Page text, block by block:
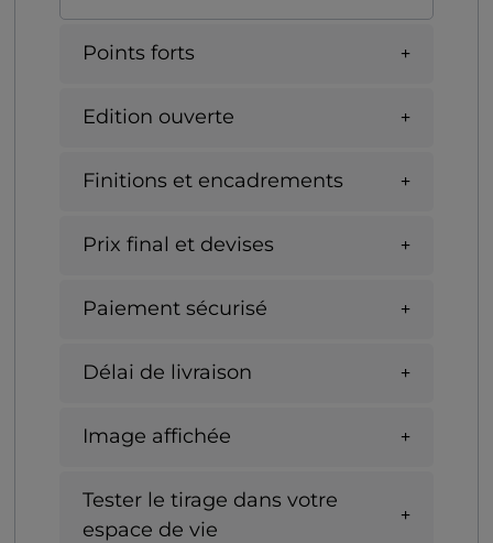
Points forts
Edition ouverte
Finitions et encadrements
Prix final et devises
Paiement sécurisé
Délai de livraison
Image affichée
Tester le tirage dans votre
espace de vie